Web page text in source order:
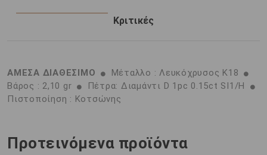
Κριτικές
ΑΜΕΣΑ ΔΙΑΘΕΣΙΜΟ
Μέταλλο : Λευκόχρυσος K18
Βάρος : 2,10 gr
Πέτρα: Διαμάντι D 1pc 0.15ct SI1/H
Πιστοποίηση : Κοτσώνης
Προτεινόμενα προϊόντα